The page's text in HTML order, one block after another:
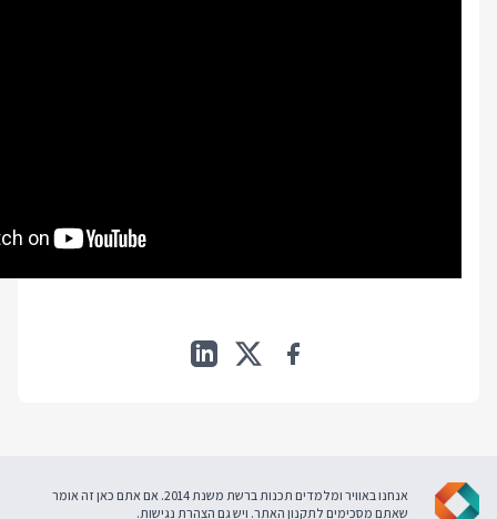
אנחנו באוויר ומלמדים תכנות ברשת משנת 2014. אם אתם כאן זה אומר
שאתם מסכימים לתקנון האתר. ויש גם הצהרת נגישות.